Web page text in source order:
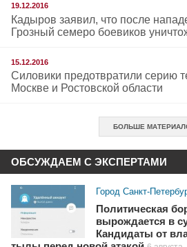
19.12.2016
Кадыров заявил, что после
Грозный семеро боевиков
15.12.2016
Силовики предотвратили серию
Москве и Ростовской области
БОЛЬШЕ
ОБСУЖДАЕМ С ЭКСПЕРТАМИ
Город Санкт-
Политическая
вырождается в
Кандидаты от